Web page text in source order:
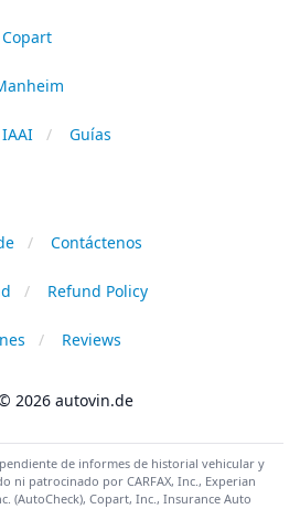
Guías
Contáctenos
Refund Policy
Reviews
2026 autovin.de
de informes de historial vehicular y
ni patrocinado por CARFAX, Inc., Experian
(AutoCheck), Copart, Inc., Insurance Auto